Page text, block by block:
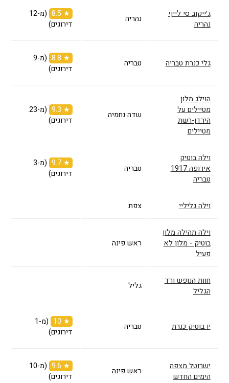
ג׳ייקוב סי לייף
נהריה
נהריה ★ 8.5
(מ-12
דירוגים)
גלי כנרת טבריה טבריה ★ 8.8
(מ-9
דירוגים)
הוילג מלון
מטיילים על
הירדן-רשת
מטיילים
שדה נחמיה ★ 9.3
(מ-23
דירוגים)
וילה בוטיק
אירופה 1917
טבריה
טבריה
★ 9.7
(מ-3
דירוגים)
וילה גליליי צפת
וילה תהילה מלון
בוטיק - מלון לא
פעיל
ראש פינה
חוות הנופש ורד
הגליל
גליל
יו בוטיק כנרת טבריה ★ 10
(מ-1
דירוגים)
ישרוטל מצפה
הימים החדש
ראש פינה ★ 9.6
(מ-10
דירוגים)